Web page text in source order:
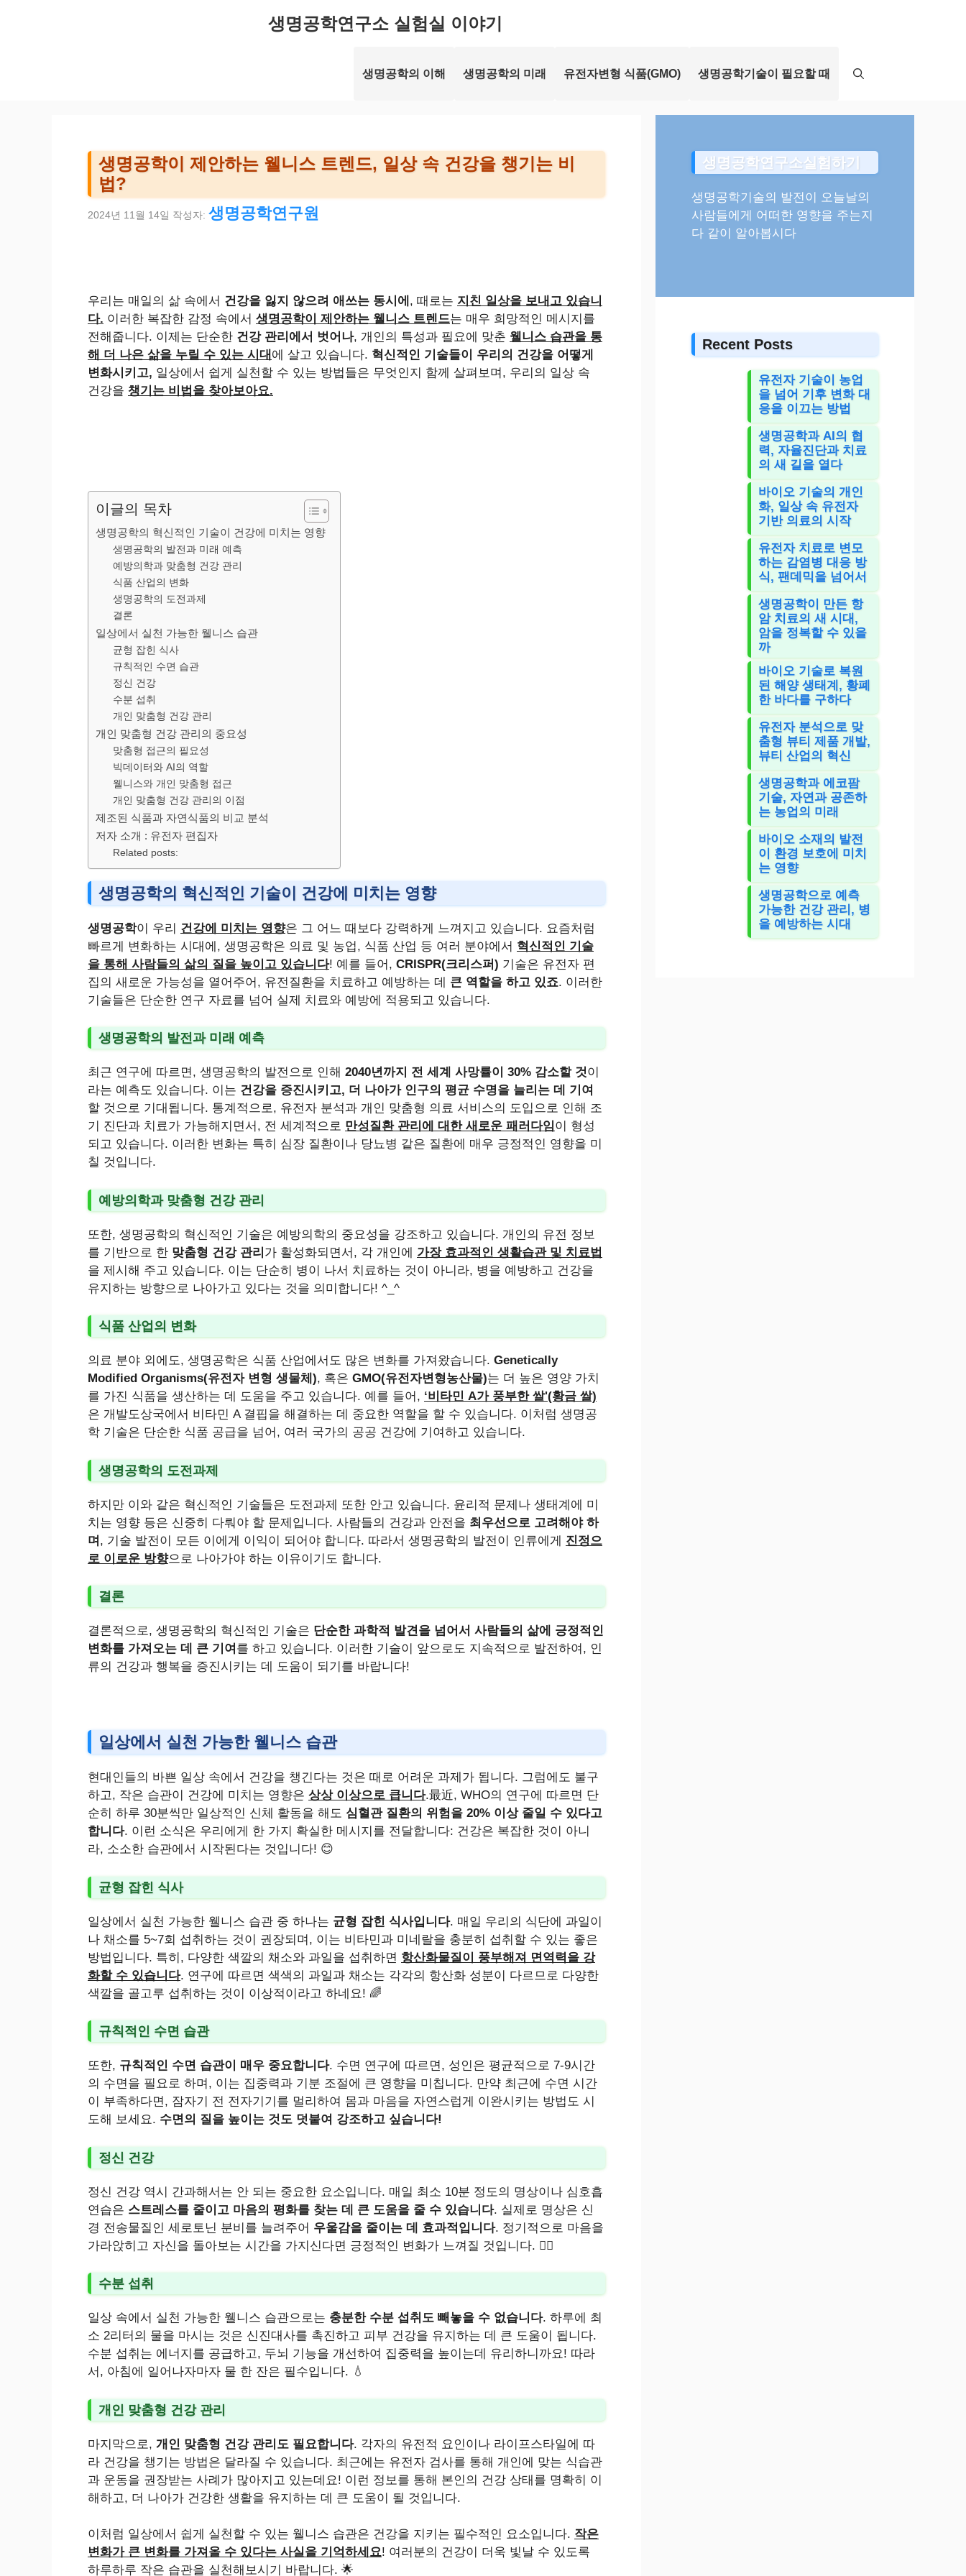
생명공학연구소 실험실 이야기
생명공학의 이해 생명공학의 미래 유전자변형 식품(GMO) 생명공학기술이 필요할 때
생명공학이 제안하는 웰니스 트렌드, 일상 속 건강을 챙기는 비
법?
2024년 11월 14일 작성자: 생명공학연구원
우리는 매일의 삶 속에서 건강을 잃지 않으려 애쓰는 동시에 , 때로는 지친 일상을 보내고 있습니
다. 이러한 복잡한 감정 속에서 생명공학이 제안하는 웰니스 트렌드는 매우 희망적인 메시지를
전해줍니다. 이제는 단순한 건강 관리에서 벗어나, 개인의 특성과 필요에 맞춘 웰니스 습관을 통
해 더 나은 삶을 누릴 수 있는 시대 에 살고 있습니다. 혁신적인 기술들이 우리의 건강을 어떻게
변화시키고, 일상에서 쉽게 실천할 수 있는 방법들은 무엇인지 함께 살펴보며, 우리의 일상 속
건강을 챙기는 비법을 찾아보아요.
이글의 목차
생명공학의 혁신적인 기술이 건강에 미치는 영향
생명공학의 발전과 미래 예측
예방의학과 맞춤형 건강 관리
식품 산업의 변화
생명공학의 도전과제
결론
일상에서 실천 가능한 웰니스 습관
균형 잡힌 식사
규칙적인 수면 습관
정신 건강
수분 섭취
개인 맞춤형 건강 관리
개인 맞춤형 건강 관리의 중요성
맞춤형 접근의 필요성
빅데이터와 AI의 역할
웰니스와 개인 맞춤형 접근
개인 맞춤형 건강 관리의 이점
제조된 식품과 자연식품의 비교 분석
저자 소개 : 유전자 편집자
Related posts:
생명공학의 혁신적인 기술이 건강에 미치는 영향
생명공학이 우리 건강에 미치는 영향은 그 어느 때보다 강력하게 느껴지고 있습니다. 요즘처럼
빠르게 변화하는 시대에, 생명공학은 의료 및 농업, 식품 산업 등 여러 분야에서 혁신적인 기술
을 통해 사람들의 삶의 질을 높이고 있습니다! 예를 들어, CRISPR(크리스퍼) 기술은 유전자 편
집의 새로운 가능성을 열어주어, 유전질환을 치료하고 예방하는 데 큰 역할을 하고 있죠. 이러한
기술들은 단순한 연구 자료를 넘어 실제 치료와 예방에 적용되고 있습니다.
생명공학의 발전과 미래 예측
최근 연구에 따르면, 생명공학의 발전으로 인해 2040년까지 전 세계 사망률이 30% 감소할 것이
라는 예측도 있습니다. 이는 건강을 증진시키고, 더 나아가 인구의 평균 수명을 늘리는 데 기여
할 것으로 기대됩니다. 통계적으로, 유전자 분석과 개인 맞춤형 의료 서비스의 도입으로 인해 조
기 진단과 치료가 가능해지면서, 전 세계적으로 만성질환 관리에 대한 새로운 패러다임이 형성
되고 있습니다. 이러한 변화는 특히 심장 질환이나 당뇨병 같은 질환에 매우 긍정적인 영향을 미
칠 것입니다.
예방의학과 맞춤형 건강 관리
또한, 생명공학의 혁신적인 기술은 예방의학의 중요성을 강조하고 있습니다. 개인의 유전 정보
를 기반으로 한 맞춤형 건강 관리 가 활성화되면서, 각 개인에 가장 효과적인 생활습관 및 치료법
을 제시해 주고 있습니다. 이는 단순히 병이 나서 치료하는 것이 아니라, 병을 예방하고 건강을
유지하는 방향으로 나아가고 있다는 것을 의미합니다! ^_^
식품 산업의 변화
의료 분야 외에도, 생명공학은 식품 산업에서도 많은 변화를 가져왔습니다. Genetically
Modified Organisms(유전자 변형 생물체), 혹은 GMO(유전자변형농산물)는 더 높은 영양 가치
를 가진 식품을 생산하는 데 도움을 주고 있습니다. 예를 들어, ‘비타민 A가 풍부한 쌀'(황금 쌀)
은 개발도상국에서 비타민 A 결핍을 해결하는 데 중요한 역할을 할 수 있습니다. 이처럼 생명공
학 기술은 단순한 식품 공급을 넘어, 여러 국가의 공공 건강에 기여하고 있습니다.
생명공학의 도전과제
하지만 이와 같은 혁신적인 기술들은 도전과제 또한 안고 있습니다. 윤리적 문제나 생태계에 미
치는 영향 등은 신중히 다뤄야 할 문제입니다. 사람들의 건강과 안전을 최우선으로 고려해야 하
며 , 기술 발전이 모든 이에게 이익이 되어야 합니다. 따라서 생명공학의 발전이 인류에게 진정으
로 이로운 방향으로 나아가야 하는 이유이기도 합니다.
결론
결론적으로, 생명공학의 혁신적인 기술은 단순한 과학적 발견을 넘어서 사람들의 삶에 긍정적인
변화를 가져오는 데 큰 기여 를 하고 있습니다. 이러한 기술이 앞으로도 지속적으로 발전하여, 인
류의 건강과 행복을 증진시키는 데 도움이 되기를 바랍니다!
일상에서 실천 가능한 웰니스 습관
현대인들의 바쁜 일상 속에서 건강을 챙긴다는 것은 때로 어려운 과제가 됩니다. 그럼에도 불구
하고, 작은 습관이 건강에 미치는 영향은 상상 이상으로 큽니다.最近, WHO의 연구에 따르면 단
순히 하루 30분씩만 일상적인 신체 활동을 해도 심혈관 질환의 위험을 20% 이상 줄일 수 있다고
합니다. 이런 소식은 우리에게 한 가지 확실한 메시지를 전달합니다: 건강은 복잡한 것이 아니
라, 소소한 습관에서 시작된다는 것입니다! 😊
균형 잡힌 식사
일상에서 실천 가능한 웰니스 습관 중 하나는 균형 잡힌 식사입니다. 매일 우리의 식단에 과일이
나 채소를 5~7회 섭취하는 것이 권장되며, 이는 비타민과 미네랄을 충분히 섭취할 수 있는 좋은
방법입니다. 특히, 다양한 색깔의 채소와 과일을 섭취하면 항산화물질이 풍부해져 면역력을 강
화할 수 있습니다. 연구에 따르면 색색의 과일과 채소는 각각의 항산화 성분이 다르므로 다양한
색깔을 골고루 섭취하는 것이 이상적이라고 하네요! 🌈
규칙적인 수면 습관
또한, 규칙적인 수면 습관이 매우 중요합니다. 수면 연구에 따르면, 성인은 평균적으로 7-9시간
의 수면을 필요로 하며, 이는 집중력과 기분 조절에 큰 영향을 미칩니다. 만약 최근에 수면 시간
이 부족하다면, 잠자기 전 전자기기를 멀리하여 몸과 마음을 자연스럽게 이완시키는 방법도 시
도해 보세요. 수면의 질을 높이는 것도 덧붙여 강조하고 싶습니다!
정신 건강
정신 건강 역시 간과해서는 안 되는 중요한 요소입니다. 매일 최소 10분 정도의 명상이나 심호흡
연습은 스트레스를 줄이고 마음의 평화를 찾는 데 큰 도움을 줄 수 있습니다. 실제로 명상은 신
경 전송물질인 세로토닌 분비를 늘려주어 우울감을 줄이는 데 효과적입니다. 정기적으로 마음을
가라앉히고 자신을 돌아보는 시간을 가지신다면 긍정적인 변화가 느껴질 것입니다. 🧘‍♀️
수분 섭취
일상 속에서 실천 가능한 웰니스 습관으로는 충분한 수분 섭취도 빼놓을 수 없습니다. 하루에 최
소 2리터의 물을 마시는 것은 신진대사를 촉진하고 피부 건강을 유지하는 데 큰 도움이 됩니다.
수분 섭취는 에너지를 공급하고, 두뇌 기능을 개선하여 집중력을 높이는데 유리하니까요! 따라
서, 아침에 일어나자마자 물 한 잔은 필수입니다. 💧
개인 맞춤형 건강 관리
마지막으로, 개인 맞춤형 건강 관리도 필요합니다. 각자의 유전적 요인이나 라이프스타일에 따
라 건강을 챙기는 방법은 달라질 수 있습니다. 최근에는 유전자 검사를 통해 개인에 맞는 식습관
과 운동을 권장받는 사례가 많아지고 있는데요! 이런 정보를 통해 본인의 건강 상태를 명확히 이
해하고, 더 나아가 건강한 생활을 유지하는 데 큰 도움이 될 것입니다.
이처럼 일상에서 쉽게 실천할 수 있는 웰니스 습관은 건강을 지키는 필수적인 요소입니다. 작은
변화가 큰 변화를 가져올 수 있다는 사실을 기억하세요! 여러분의 건강이 더욱 빛날 수 있도록
하루하루 작은 습관을 실천해보시기 바랍니다. 🌟
생명공학연구소실험하기
생명공학기술의 발전이 오늘날의
사람들에게 어떠한 영향을 주는지
다 같이 알아봅시다
Recent Posts
유전자 기술이 농업
을 넘어 기후 변화 대
응을 이끄는 방법
생명공학과 AI의 협
력, 자율진단과 치료
의 새 길을 열다
바이오 기술의 개인
화, 일상 속 유전자
기반 의료의 시작
유전자 치료로 변모
하는 감염병 대응 방
식, 팬데믹을 넘어서
생명공학이 만든 항
암 치료의 새 시대,
암을 정복할 수 있을
까
바이오 기술로 복원
된 해양 생태계, 황폐
한 바다를 구하다
유전자 분석으로 맞
춤형 뷰티 제품 개발,
뷰티 산업의 혁신
생명공학과 에코팜
기술, 자연과 공존하
는 농업의 미래
바이오 소재의 발전
이 환경 보호에 미치
는 영향
생명공학으로 예측
가능한 건강 관리, 병
을 예방하는 시대